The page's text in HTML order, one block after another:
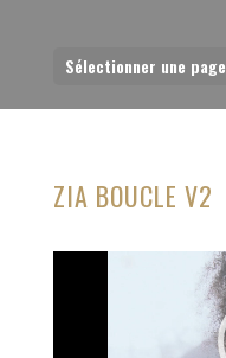
Sélectionner une page
ZIA BOUCLE V2